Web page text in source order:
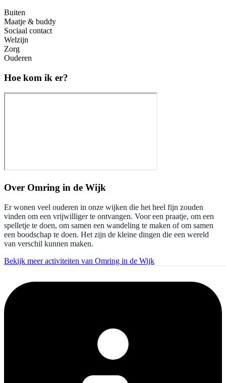
Buiten
Maatje & buddy
Sociaal contact
Welzijn
Zorg
Ouderen
Hoe kom ik er?
Over Omring in de Wijk
Er wonen veel ouderen in onze wijken die het heel fijn zouden
vinden om een vrijwilliger te ontvangen. Voor een praatje, om een
spelletje te doen, om samen een wandeling te maken of om samen
een boodschap te doen. Het zijn de kleine dingen die een wereld
van verschil kunnen maken.
Bekijk meer activiteiten van Omring in de Wijk